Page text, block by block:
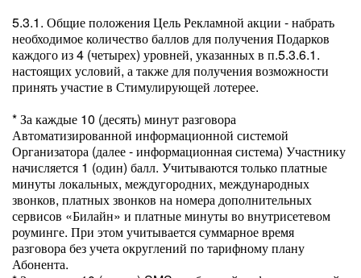
5.3.1. Общие положения Цель Рекламной акции - набрать
необходимое количество баллов для получения Подарков
каждого из 4 (четырех) уровней, указанных в п.5.3.6.1.
настоящих условий, а также для получения возможности
принять участие в Стимулирующей лотерее.
* За каждые 10 (десять) минут разговора
Автоматизированной информационной системой
Организатора (далее - информационная система) Участнику
начисляется 1 (один) балл. Учитываются только платные
минуты локальных, междугородних, международных
звонков, платных звонков на номера дополнительных
сервисов «Билайн» и платные минуты во внутрисетевом
роуминге. При этом учитывается суммарное время
разговора без учета округлений по тарифному плану
Абонента.